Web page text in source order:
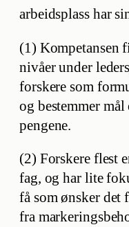
arbeidsplass har
(1) Kompetansen
nivåer under
forskere som
og bestemmer
pengene.
(2) Forskere flest
fag, og har lite
få som ønsker det
fra